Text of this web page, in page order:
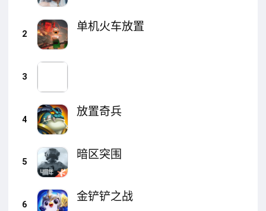
2
单机火车放置
3
4
放置奇兵
5
暗区突围
6
金铲铲之战